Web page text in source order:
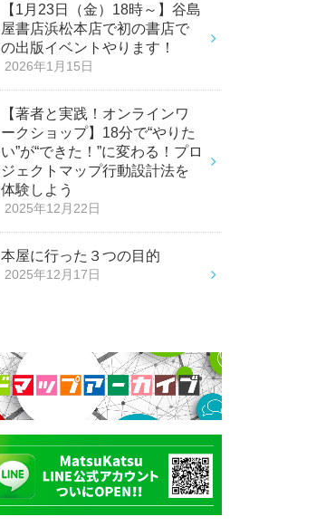
【1月23日（金）18時～】谷島
屋書店浜松本店で初の書店で
の出版イベントやります！
2026年1月15日
【著者と実践！オンラインワ
ークショップ】18分で“やりた
い”が“できた！”に変わる！プロ
ジェクトマップ行動設計法を
体験しよう
2025年12月22日
本屋に行った３つの目的
2025年12月17日